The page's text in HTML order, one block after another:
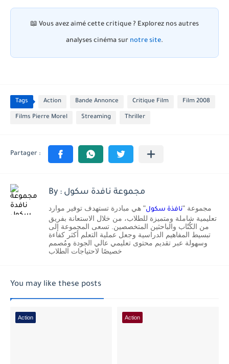
📖 Vous avez aimé cette critique ? Explorez nos autres
analyses cinéma sur notre site.
Tags Action Bande Annonce Critique Film Film 2008
Films Pierre Morel Streaming Thriller
By : مجموعة نافدة سكول
مجموعة "نافذة سكول" هي مبادرة تستهدف توفير موارد
تعليمية شاملة ومتميزة للطلاب، من خلال الاستعانة بفريق
من الكُتّاب والباحثين المتخصصين. تسعى المجموعة إلى
تبسيط المفاهيم الدراسية وجعل عملية التعلم أكثر كفاءة
وسهولة عبر تقديم محتوى تعليمي عالي الجودة ومُصمم
خصيصًا لاحتياجات الطلاب
You may like these posts
Action Action